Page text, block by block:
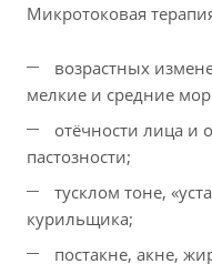
Микротоковая
возрастных
мелкие и средние
отёчности лица и
пастозности;
тусклом тоне,
курильщика;
постакне, акне,